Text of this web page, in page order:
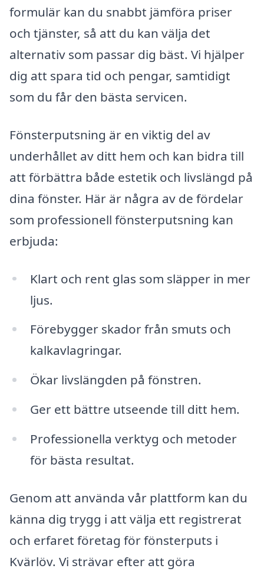
formulär kan du snabbt jämföra priser
och tjänster, så att du kan välja det
alternativ som passar dig bäst. Vi hjälper
dig att spara tid och pengar, samtidigt
som du får den bästa servicen.
Fönsterputsning är en viktig del av
underhållet av ditt hem och kan bidra till
att förbättra både estetik och livslängd på
dina fönster. Här är några av de fördelar
som professionell fönsterputsning kan
erbjuda:
Klart och rent glas som släpper in mer
ljus.
Förebygger skador från smuts och
kalkavlagringar.
Ökar livslängden på fönstren.
Ger ett bättre utseende till ditt hem.
Professionella verktyg och metoder
för bästa resultat.
Genom att använda vår plattform kan du
känna dig trygg i att välja ett registrerat
och erfaret företag för fönsterputs i
Kvärlöv. Vi strävar efter att göra